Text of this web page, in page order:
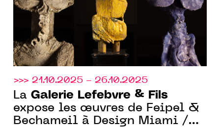
>>> 21.10.2025 - 26.10.2025
La Galerie Lefebvre & Fils
expose les œuvres de Feipel &
Bechameil à Design Miami /